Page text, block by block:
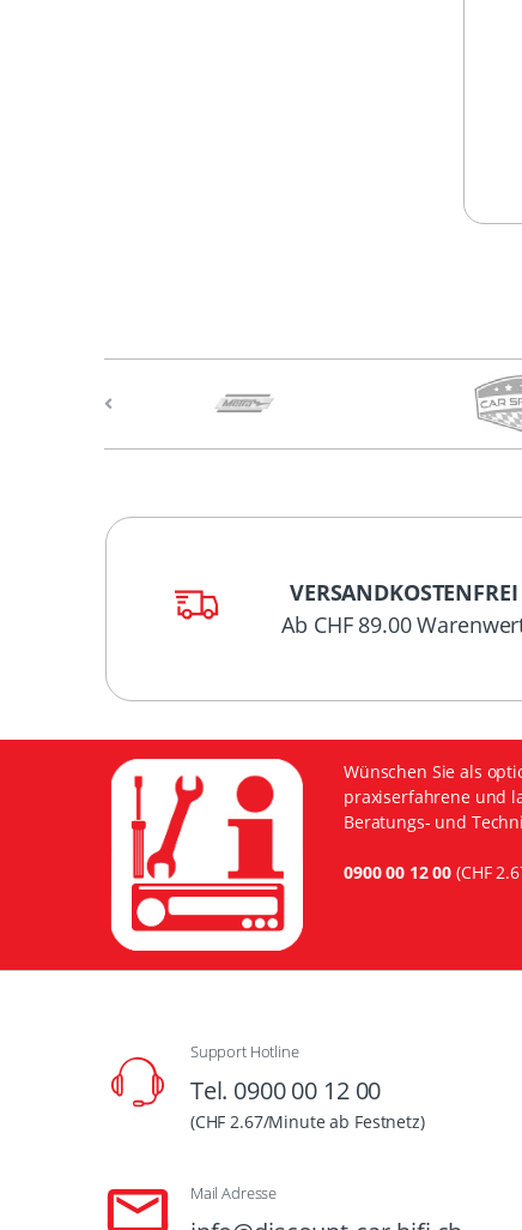
VERSANDKOSTENFREI
Ab CHF 89.00
Wünschen Sie als
praxiserfahrene und
Beratungs- und
0900 00 12 00 (CHF
Support Hotline
Tel. 0900 00 12 00
(CHF 2.67/Minute ab Festnetz)
Mail Adresse